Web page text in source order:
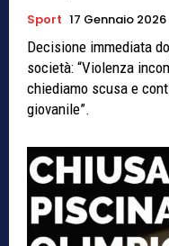
Sport 17 Gennaio 2026
Decisione immediata
società: “Violenza
chiediamo scusa e
giovanile”.